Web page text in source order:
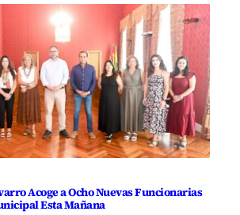
Acoge a Ocho Nuevas Funcionarias
Esta Mañana